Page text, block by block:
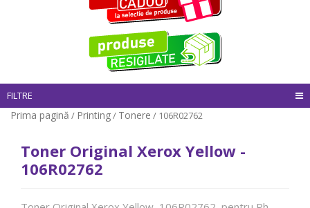
FILTRE
Prima pagină / Printing/ Tonere / 106R02762
Toner Original Xerox Yellow -
106R02762